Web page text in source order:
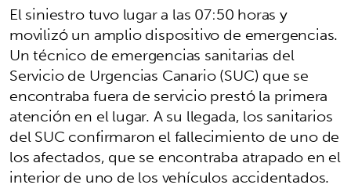
El siniestro tuvo lugar a las 07:50 horas y
movilizó un amplio dispositivo de emergencias.
Un técnico de emergencias sanitarias del
Servicio de Urgencias Canario (SUC) que se
encontraba fuera de servicio prestó la primera
atención en el lugar. A su llegada, los sanitarios
del SUC confirmaron el fallecimiento de uno de
los afectados, que se encontraba atrapado en el
interior de uno de los vehículos accidentados.